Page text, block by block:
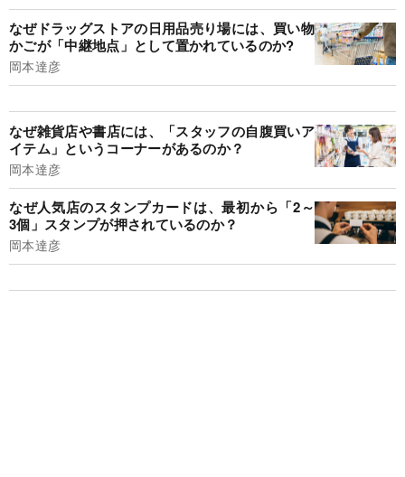
なぜドラッグストアの日用品売り場には、買い物
かごが「中継地点」として置かれているのか?
岡本達彦
なぜ雑貨店や書店には、「スタッフの自腹買いア
イテム」というコーナーがあるのか？
岡本達彦
なぜ人気店のスタンプカードは、最初から「2～
3個」スタンプが押されているのか？
岡本達彦